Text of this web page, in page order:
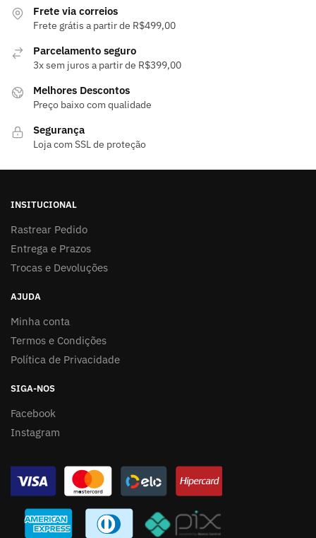
Frete via correios
Frete grátis a partir de R$499,00
Parcelamento seguro
3x sem juros a partir de R$399,00
Melhores Descontos
Preço baixo com qualidade
Segurança
Loja com SSL de proteção
INSITUCIONAL
Rastrear Pedido
Entrega e Prazos
Trocas e Devoluções
AJUDA
Minha conta
Termos e Condições
Política de Privacidade
SIGA-NOS
Facebook
Instagram